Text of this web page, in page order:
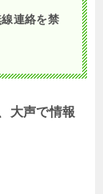
連絡を禁
大声で情報